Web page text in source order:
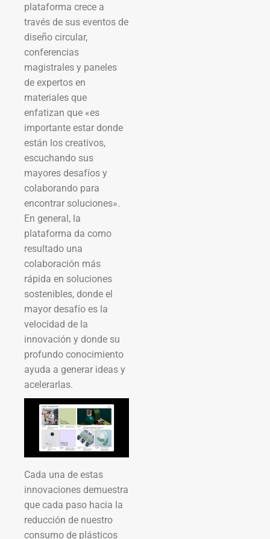
plataforma crece a
través de sus eventos de
diseño circular,
conferencias
magistrales y paneles
de expertos en
materiales que
enfatizan que «es
importante estar donde
están los creativos,
escuchando sus
mayores desafíos y
colaborando para
encontrar soluciones».
En general, la
plataforma da como
resultado una
colaboración más
rápida en soluciones
sostenibles, donde el
mayor desafío es la
velocidad de la
innovación y donde su
profundo conocimiento
ayuda a generar ideas y
acelerarlas.
Cada una de estas
innovaciones demuestra
que cada paso hacia la
reducción de nuestro
consumo de plásticos